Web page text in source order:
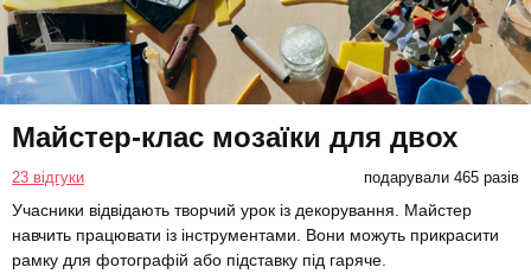
Майстер-клас мозаїки для двох
23 відгуки подарували 465 разів
Учасники відвідають творчий урок із декорування. Майстер
навчить працювати із інструментами. Вони можуть прикрасити
рамку для фотографій або підставку під гаряче.